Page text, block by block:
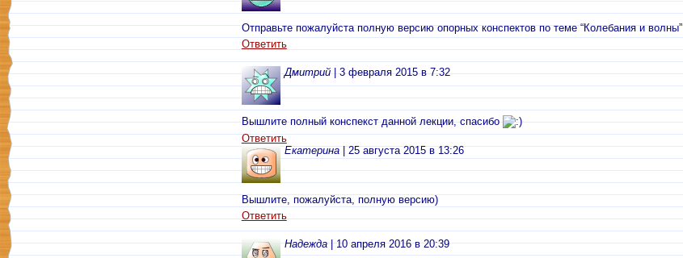
Отправьте пожалуйста полную версию опорных конспектов по теме “Колебания и волны”
Ответить
Дмитрий| 3 февраля 2015 в 7:32
Вышлите полный конспекст данной лекции, спасибо
Ответить
Екатерина| 25 августа 2015 в 13:26
Вышлите, пожалуйста, полную версию)
Ответить
Надежда| 10 апреля 2016 в 20:39